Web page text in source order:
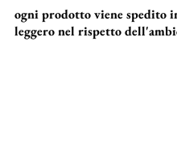
ogni prodotto viene spedito
leggero nel rispetto